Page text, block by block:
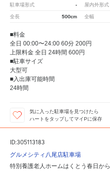
駐車場形式 - 屋内外形式
全長 500cm 全幅
■料金
全日 00:00〜24:00 60分 200円
上限料金 全日 24時間 600円
■駐車サイズ
大型可
■入出庫可能時間
24時間
気に入った駐車場を見つけたら
ハートをタップしてマイPに保存
ID:305113183
グルメシティ八尾店駐車場
特別養護老人ホームはくとう春日から